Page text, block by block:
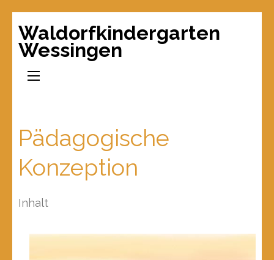
Waldorfkindergarten
Wessingen
Pädagogische
Konzeption
Inhalt